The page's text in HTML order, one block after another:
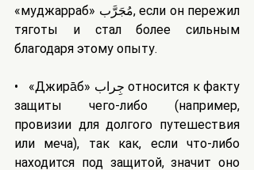
«муджарраб» مُجَرَّب, если он пережил
тяготы и стал более сильным
благодаря этому опыту.
•   «Джира̄б» جِراب относится к факту
защиты чего-либо (например,
провизии для долгого путешествия
или меча), так как, если что-либо
находится под защитой, значит оно